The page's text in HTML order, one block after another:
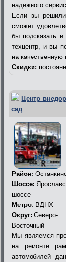
надежного
Если вы решили
сможет
бы подсказать и
техцентр, и вы
на качественную
Скидки:
Центр
сад
Район:
Шоссе:
шоссе
Метро: ВДНХ
Округ: Северо-
Восточный
Мы являемся
на ремонте
автомобилей